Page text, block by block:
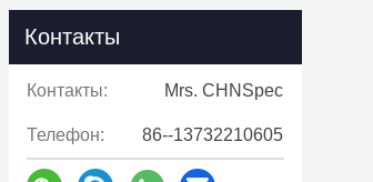
Контакты
Контакты: Mrs. CHNSpec
Телефон: 86--13732210605